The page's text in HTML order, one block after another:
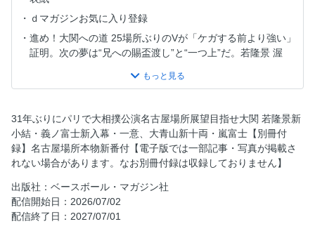
ｄマガジンお気に入り登録
進め！大関への道 25場所ぶりのVが「ケガする前より強い」
証明。次の夢は“兄への賜盃渡し”と“一つ上”だ。若隆景 渥
大相撲パリ公演31年ぶりの大相撲にパリ大興奮！
綱取りの望み
勝負の名古屋場所 ①大の里 泰輝［二所ノ関］／②霧島 鐵
力［音羽山］／③琴櫻 将傑［佐渡ケ嶽］
新入幕 一意 虎風［木瀬］／新入幕 大青山 大介［荒汐］
7月場所 花の新十両データバンク 嵐富士 奏凪人［伊勢ケ
濱］
31年ぶりにパリで大相撲公演名古屋場所展望目指せ大関 若隆景新
小結・義ノ富士新入幕・一意、大青山新十両・嵐富士【別冊付
録】名古屋場所本物新番付【電子版では一部記事・写真が掲載さ
れない場合があります。なお別冊付録は収録しておりません】
出版社：ベースボール・マガジン社
配信開始日：2026/07/02
配信終了日：2027/07/01